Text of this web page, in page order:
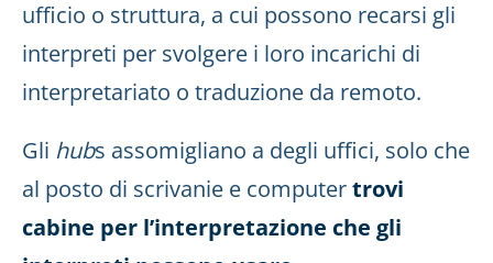
ufficio o struttura, a cui possono recarsi gli
interpreti per svolgere i loro incarichi di
interpretariato o traduzione da remoto.
Gli hubs assomigliano a degli uffici, solo che
al posto di scrivanie e computertrovi
cabine per l’interpretazione che gli